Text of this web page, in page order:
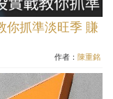
你抓準淡旺季 賺
作者： 陳重銘